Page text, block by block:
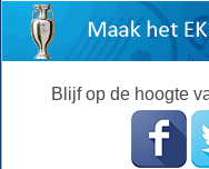
Blijf op de hoogte